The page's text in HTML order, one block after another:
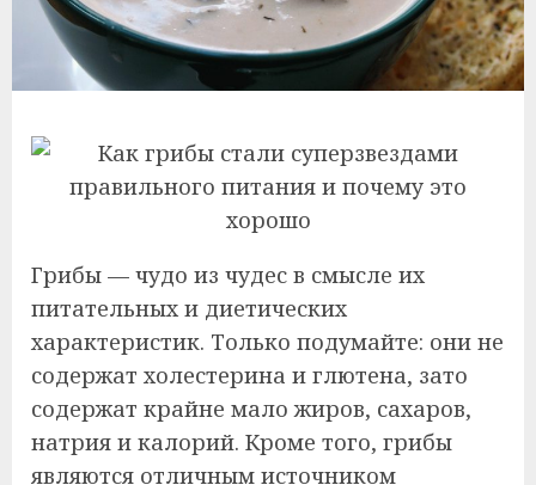
Грибы — чудо из чудес в смысле их
питательных и диетических
характеристик. Только подумайте: они не
содержат холестерина и глютена, зато
содержат крайне мало жиров, сахаров,
натрия и калорий. Кроме того, грибы
являются отличным источником